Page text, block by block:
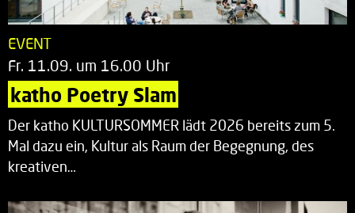
EVENT
Fr. 11.09. um 16.00 Uhr
katho Poetry Slam
Der katho KULTURSOMMER lädt 2026 bereits zum 5.
Mal dazu ein, Kultur als Raum der Begegnung, des
kreativen…